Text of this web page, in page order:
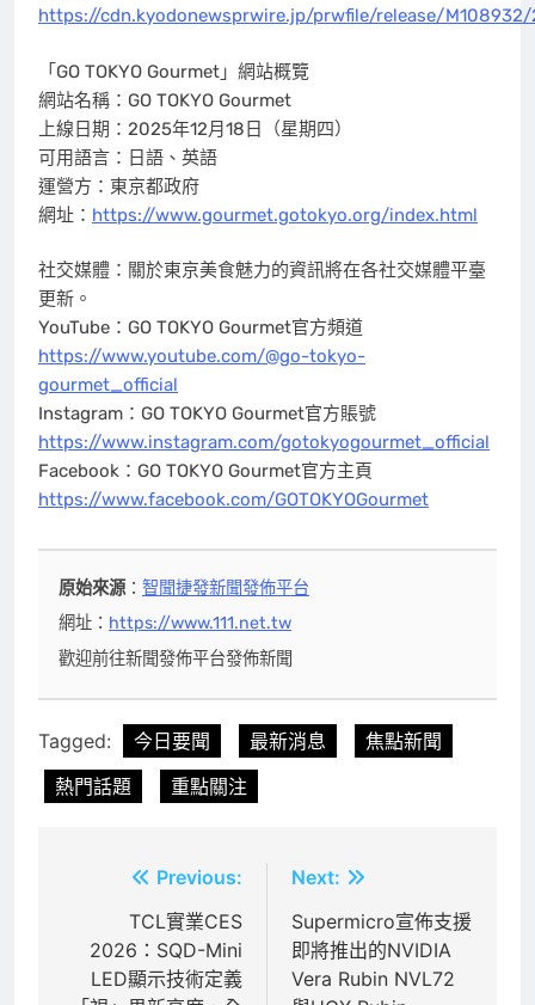
https://cdn.kyodonewsprwire.jp/prwfile/release/
「GO TOKYO Gourmet」網站概覽
網站名稱：GO TOKYO Gourmet
上線日期：2025年12月18日（星期四）
可用語言：日語、英語
運營方：東京都政府
網址： https://www.gourmet.gotokyo.org/index.html
社交媒體：關於東京美食魅力的資訊將在各社交媒體平臺
更新。
YouTube：GO TOKYO Gourmet官方頻道
https://www.youtube.com/@go-tokyo-
gourmet_official
Instagram：GO TOKYO Gourmet官方賬號
https://www.instagram.com/gotokyogourmet_official
Facebook：GO TOKYO Gourmet官方主頁
https://www.facebook.com/GOTOKYOGourmet
原始來源：智聞捷發新聞發佈平台
網址： https://www.111.net.tw
歡迎前往新聞發佈平台發佈新聞
Tagged: 今日要聞 最新消息
焦點新聞
熱門話題
重點關注
Previous:
TCL實業CES
2026：SQD-Mini
LED顯示技術定義
Next:
Supermicro宣佈支援
即將推出的NVIDIA
Vera Rubin NVL72